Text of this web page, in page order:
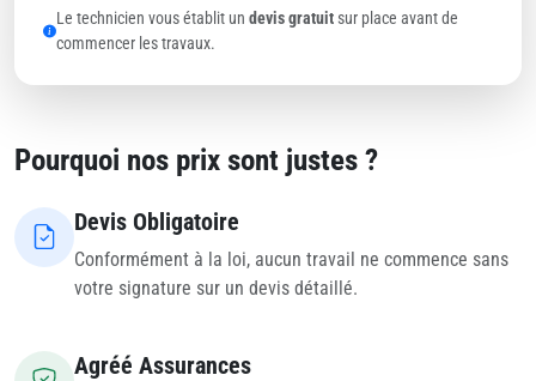
Le technicien vous établit un devis gratuitsur place avant de
commencer les travaux.
Pourquoi nos prix sont justes ?
Devis Obligatoire
Conformément à la loi, aucun travail ne commence sans
votre signature sur un devis détaillé.
Agréé Assurances